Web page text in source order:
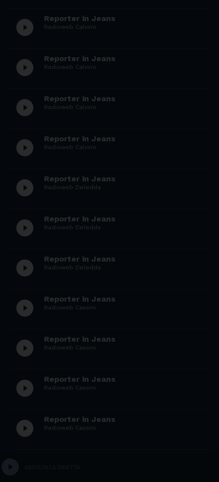
play_circle_filled Reporter in Jeans
Radioweb Calvino
play_circle_filled Reporter in Jeans
Radioweb Calvino
play_circle_filled Reporter in Jeans
Radioweb Calvino
play_circle_filled Reporter in Jeans
Radioweb Calvino
play_circle_filled Reporter in Jeans
Radioweb Deledda
play_circle_filled Reporter in Jeans
Radioweb Deledda
play_circle_filled Reporter in Jeans
Radioweb Deledda
play_circle_filled Reporter in Jeans
Radioweb Cassini
play_circle_filled Reporter in Jeans
Radioweb Cassini
play_circle_filled Reporter in Jeans
Radioweb Cassini
play_circle_filled Reporter in Jeans
Radioweb Cassini